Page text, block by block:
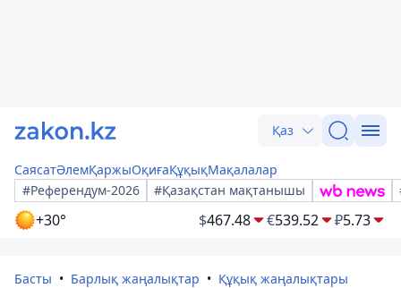
Қаз
СаясатӘлемҚаржыОқиғаҚұқықМақалалар
#Референдум-2026
#Қазақстан мақтанышы
+30° $467.48 €539.52 ₽5.73
Басты Барлық жаңалықтар Құқық жаңалықтары